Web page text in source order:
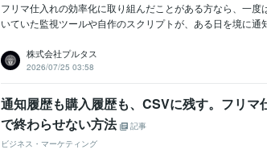
フリマ仕入れの効率化に取り組んだことがある方なら、一
いていた監視ツールや自作のスクリプトが、ある日を境に
株式会社プルタス
2026/07/25 03:58
通知履歴も購入履歴も、CSVに残す。フリマ
で終わらせない方法
記事
ビジネス・マーケティング